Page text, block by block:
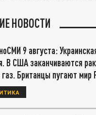
НОВОСТИ
9 августа:
В США заканчиваются
Британцы пугают мир